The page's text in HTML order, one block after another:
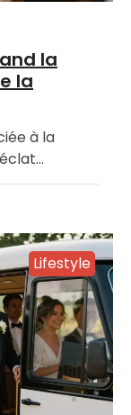
la
la
à la
Lifestyle